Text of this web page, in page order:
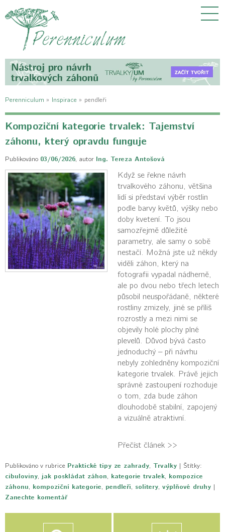
Perenniculum » Inspirace » pendleři
Kompoziční kategorie trvalek: Tajemství
záhonu, který opravdu funguje
Publikováno 03/06/2026 autor Ing. Tereza Antošová
Když se řekne návrh
trvalkového záhonu, většina
lidí si představí výběr rostlin
podle barvy květů, výšky nebo
doby kvetení. To jsou
samozřejmě důležité
parametry, ale samy o sobě
nestačí. Možná jste už někdy
viděli záhon, který na
fotografii vypadal nádherně,
ale po dvou nebo třech letech
působil neuspořádaně, některé
rostliny zmizely, jiné se příliš
rozrostly a mezi nimi se
objevily holé plochy plné
plevelů. Důvod bývá často
jednoduchý – při návrhu
nebyly zohledněny kompoziční
kategorie trvalek. Právě jejich
správné zastoupení rozhoduje
o tom, zda bude záhon
dlouhodobě stabilní, zapojený
a vizuálně atraktivní.
Přečíst článek >>
Publikováno v rubrice Praktické tipy ze zahrady Trvalky | Štítky:
cibuloviny jak poskládat záhon kategorie trvalek kompozice
záhonu
kompoziční kategorie pendleři solitery výplňové druhy |
Zanechte komentář